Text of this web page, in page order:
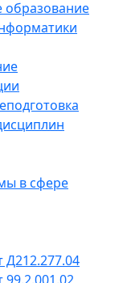
образование
в сфере
Д212.277.04